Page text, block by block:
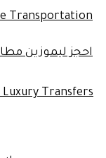
Transfers